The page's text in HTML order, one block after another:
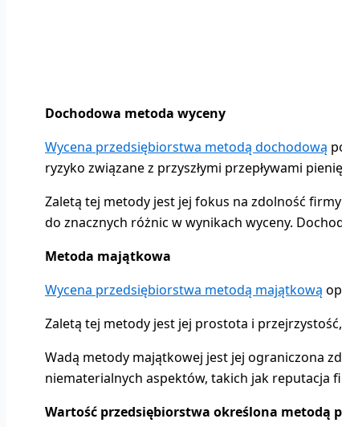
Dochodowa metoda wyceny
Wycena przedsiębiorstwa metodą dochodową
ryzyko związane z przyszłymi przepływami
Zaletą tej metody jest jej fokus na zdolność
do znacznych różnic w wynikach wyceny.
Metoda majątkowa
Wycena przedsiębiorstwa metodą majątkową
Zaletą tej metody jest jej prostota i
Wadą metody majątkowej jest jej ograniczona
niematerialnych aspektów, takich jak reputacja
Wartość przedsiębiorstwa określona metodą